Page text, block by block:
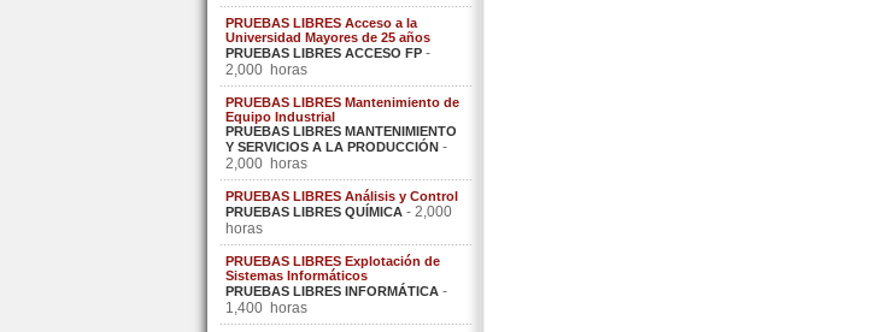
PRUEBAS LIBRES Acceso a la
Universidad Mayores de 25 años
PRUEBAS LIBRES ACCESO FP -
2,000 horas
PRUEBAS LIBRES Mantenimiento de
Equipo Industrial
PRUEBAS LIBRES MANTENIMIENTO
Y SERVICIOS A LA PRODUCCIÓN -
2,000 horas
PRUEBAS LIBRES Análisis y Control
PRUEBAS LIBRES QUÍMICA - 2,000
horas
PRUEBAS LIBRES Explotación de
Sistemas Informáticos
PRUEBAS LIBRES INFORMÁTICA -
1,400 horas